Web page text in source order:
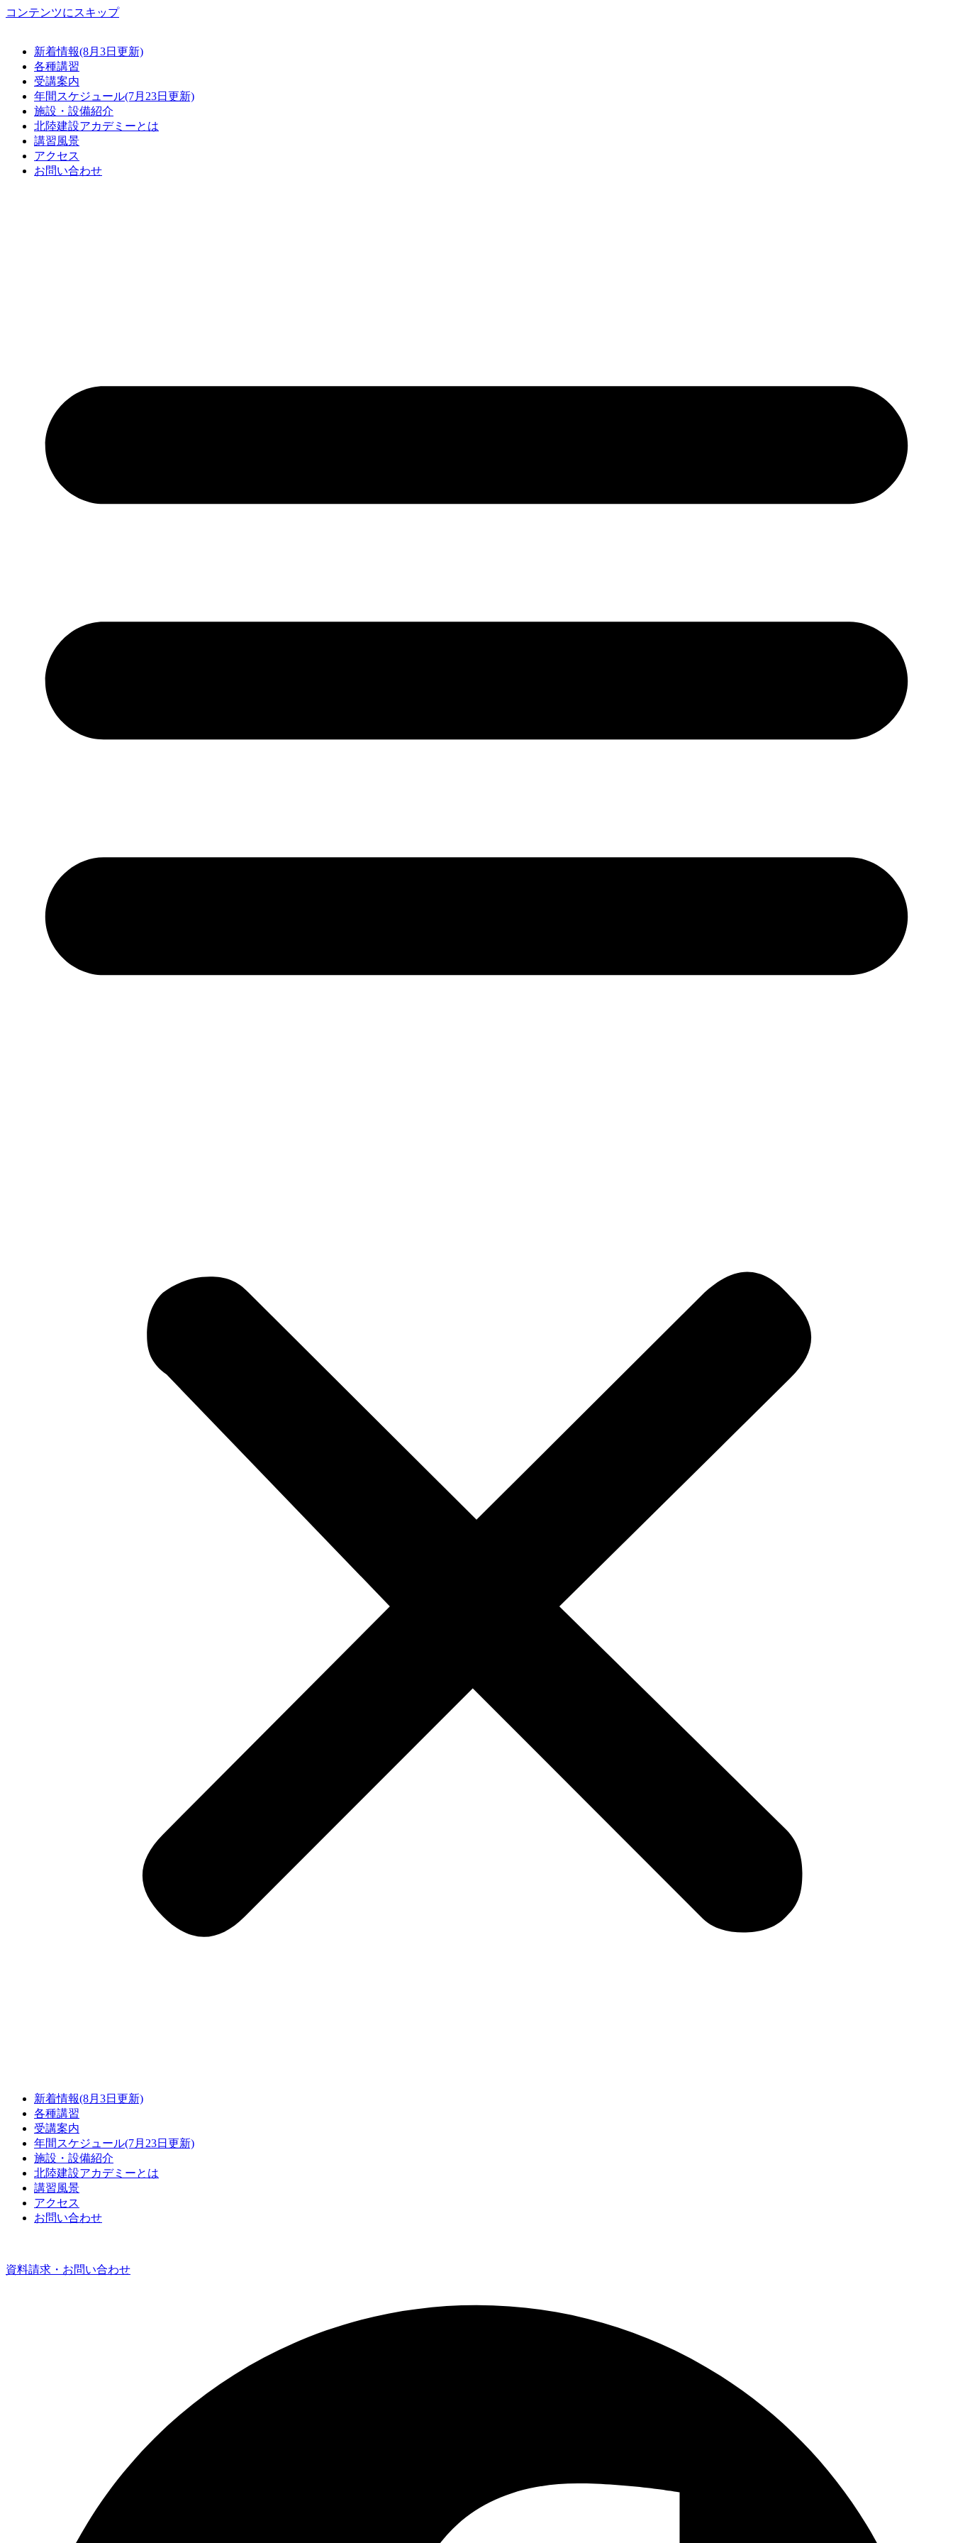
コンテンツにスキップ
新着情報(8月3日更新)
各種講習
受講案内
年間スケジュール(7月23日更新)
施設・設備紹介
北陸建設アカデミーとは
講習風景
アクセス
お問い合わせ
新着情報(8月3日更新)
各種講習
受講案内
年間スケジュール(7月23日更新)
施設・設備紹介
北陸建設アカデミーとは
講習風景
アクセス
お問い合わせ
資料請求・お問い合わせ